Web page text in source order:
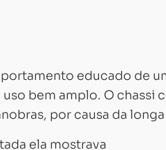
educado de
bem amplo. O chassi
por causa da